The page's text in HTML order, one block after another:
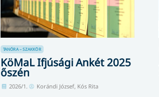
TANÓRA – SZAKKÖR
KöMaL Ifjúsági Ankét 2025
őszén
2026/1. Korándi József, Kós Rita